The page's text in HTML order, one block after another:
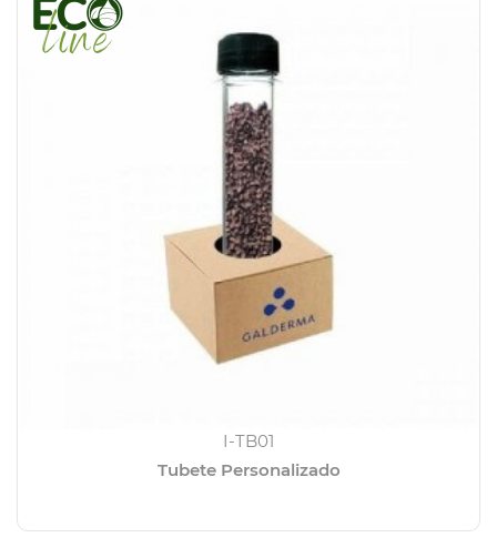
I-TB01
Tubete Personalizado